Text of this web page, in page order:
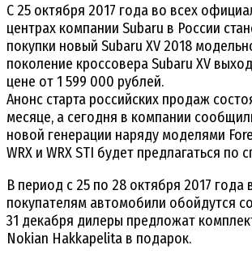
С 25 октября 2017 года во всех
центрах компании Subaru в России
покупки новый Subaru XV 2018
поколение кроссовера Subaru XV
цене от 1 599 000 рублей.
Анонс старта российских продаж
месяце, а сегодня в компании
новой генерации наряду моделями
WRX и WRX STI будет предлагаться по
В период с 25 по 28 октября 2017 года
покупателям автомобили обойдутся
31 декабря дилеры предложат
Nokian Hakkapelita в подарок.